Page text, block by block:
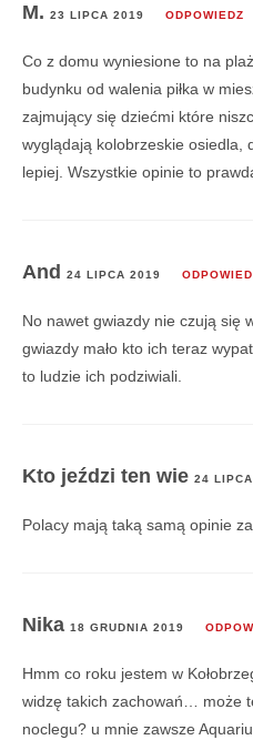
M. 23 LIPCA 2019 ODPOWIEDZ
Co z domu wyniesione to na
budynku od walenia piłka w
zajmujący się dziećmi które
wyglądają kolobrzeskie osiedla,
lepiej. Wszystkie opinie to
And 24 LIPCA 2019
No nawet gwiazdy nie czują się
gwiazdy mało kto ich teraz
to ludzie ich podziwiali.
Kto jeździ ten wie 24
Polacy mają taką samą opinie
Nika 18 GRUDNIA 2019
Hmm co roku jestem w
widzę takich zachowań… może
noclegu? u mnie zawsze